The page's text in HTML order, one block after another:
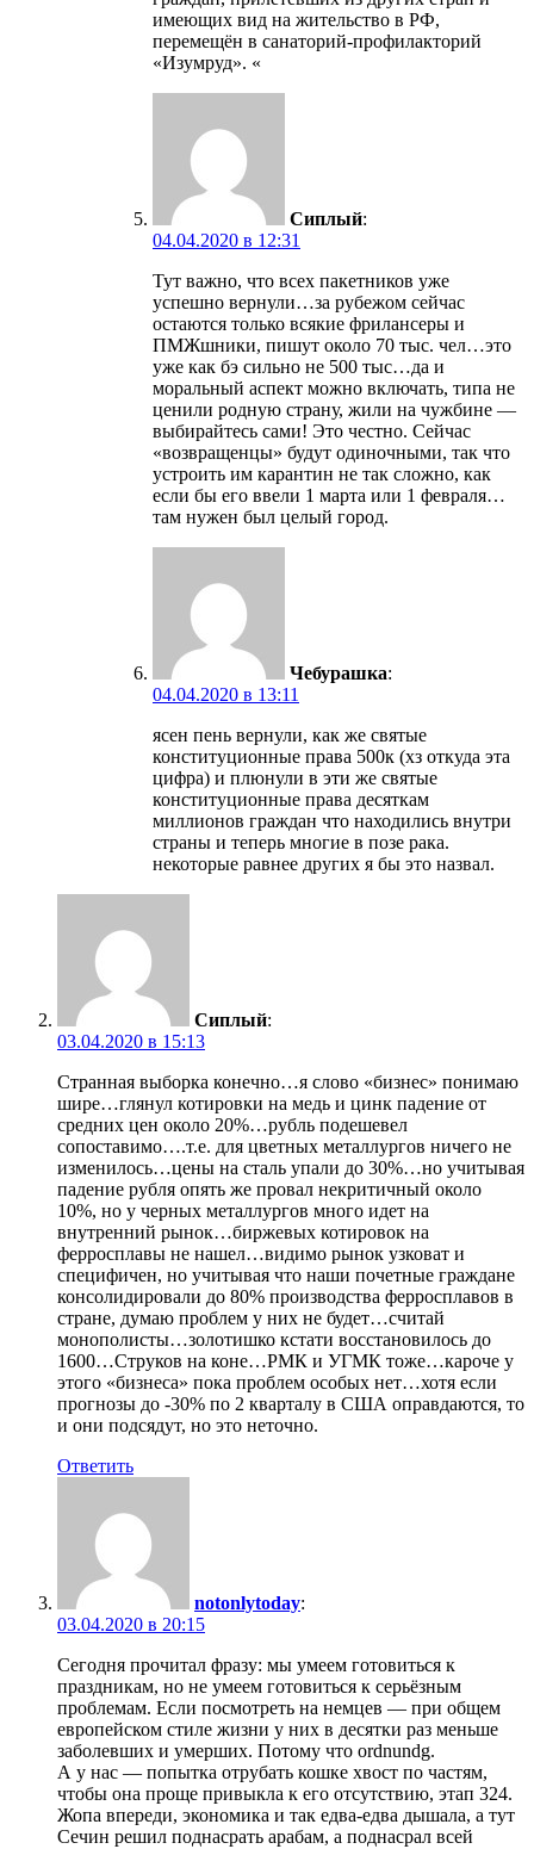
имеющих вид на жительство в РФ,
перемещён в санаторий-профилакторий
«Изумруд». «
Сиплый:
04.04.2020 в 12:31
Тут важно, что всех пакетников уже
успешно вернули…за рубежом сейчас
остаются только всякие фрилансеры и
ПМЖшники, пишут около 70 тыс. чел…это
уже как бэ сильно не 500 тыс…да и
моральный аспект можно включать, типа не
ценили родную страну, жили на чужбине —
выбирайтесь сами! Это честно. Сейчас
«возвращенцы» будут одиночными, так что
устроить им карантин не так сложно, как
если бы его ввели 1 марта или 1 февраля…
там нужен был целый город.
Чебурашка:
04.04.2020 в 13:11
ясен пень вернули, как же святые
конституционные права 500к (хз откуда эта
цифра) и плюнули в эти же святые
конституционные права десяткам
миллионов граждан что находились внутри
страны и теперь многие в позе рака.
некоторые равнее других я бы это назвал.
Сиплый:
03.04.2020 в 15:13
Странная выборка конечно…я слово «бизнес» понимаю
шире…глянул котировки на медь и цинк падение от
средних цен около 20%…рубль подешевел
сопоставимо….т.е. для цветных металлургов ничего не
изменилось…цены на сталь упали до 30%…но учитывая
падение рубля опять же провал некритичный около
10%, но у черных металлургов много идет на
внутренний рынок…биржевых котировок на
ферросплавы не нашел…видимо рынок узковат и
специфичен, но учитывая что наши почетные граждане
консолидировали до 80% производства ферросплавов в
стране, думаю проблем у них не будет…считай
монополисты…золотишко кстати восстановилось до
1600…Струков на коне…РМК и УГМК тоже…кароче у
этого «бизнеса» пока проблем особых нет…хотя если
прогнозы до -30% по 2 кварталу в США оправдаются, то
и они подсядут, но это неточно.
Ответить
notonlytoday:
03.04.2020 в 20:15
Сегодня прочитал фразу: мы умеем готовиться к
праздникам, но не умеем готовиться к серьёзным
проблемам. Если посмотреть на немцев — при общем
европейском стиле жизни у них в десятки раз меньше
заболевших и умерших. Потому что ordnundg.
А у нас — попытка отрубать кошке хвост по частям,
чтобы она проще привыкла к его отсутствию, этап 324.
Жопа впереди, экономика и так едва-едва дышала, а тут
Сечин решил поднасрать арабам, а поднасрал всей